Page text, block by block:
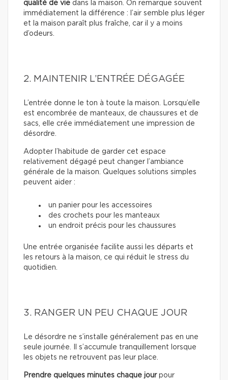
qualité de vie dans la maison. On remarque souvent
immédiatement la différence : l’air semble plus léger
et la maison paraît plus fraîche, car il y a moins
d’odeurs.
2. MAINTENIR L’ENTRÉE DÉGAGÉE
L’entrée donne le ton à toute la maison. Lorsqu’elle
est encombrée de manteaux, de chaussures et de
sacs, elle crée immédiatement une impression de
désordre.
Adopter l’habitude de garder cet espace
relativement dégagé peut changer l’ambiance
générale de la maison. Quelques solutions simples
peuvent aider :
un panier pour les accessoires
des crochets pour les manteaux
un endroit précis pour les chaussures
Une entrée organisée facilite aussi les départs et
les retours à la maison, ce qui réduit le stress du
quotidien.
3. RANGER UN PEU CHAQUE JOUR
Le désordre ne s’installe généralement pas en une
seule journée. Il s’accumule tranquillement lorsque
les objets ne retrouvent pas leur place.
Prendre quelques minutes chaque jourpour